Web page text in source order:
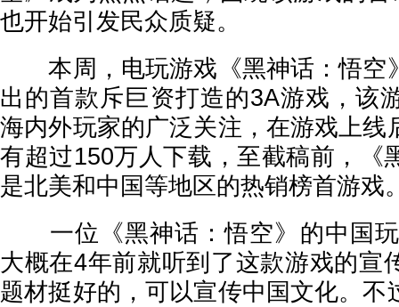
也开始引发民众质疑。
本周，电玩游戏《黑神话：悟空
出的首款斥巨资打造的3A游戏，该
海内外玩家的广泛关注，在游戏上线
有超过150万人下载，至截稿前，《
是北美和中国等地区的热销榜首游戏
一位《黑神话：悟空》的中国玩
大概在4年前就听到了这款游戏的宣
题材挺好的，可以宣传中国文化。不